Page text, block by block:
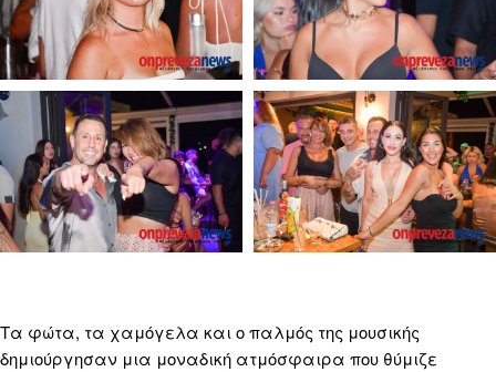
Τα φώτα, τα χαμόγελα και ο παλμός της μουσικής
δημιούργησαν μια μοναδική ατμόσφαιρα που θύμιζε